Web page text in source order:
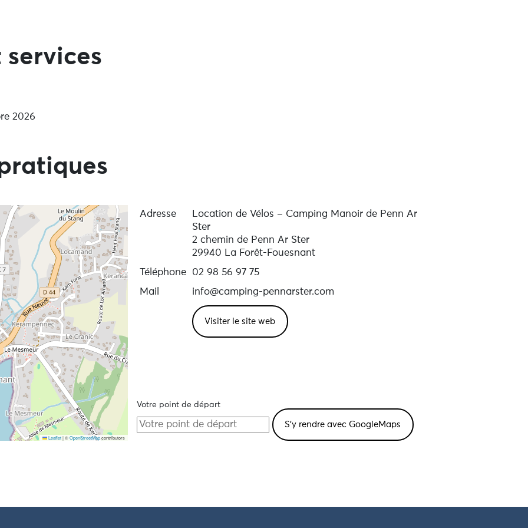
du camping.
2026
Leaflet |©OpenStreetMapcontributors
Adresse
Location de Vélos – Camping Manoir de Penn Ar
Ster
2 chemin de Penn Ar Ster
29940 La Forêt-Fouesnant
Téléphone
02 98 56 97 75
Mail
info@camping-pennarster.com
Visiter le site web
Votre point de départ